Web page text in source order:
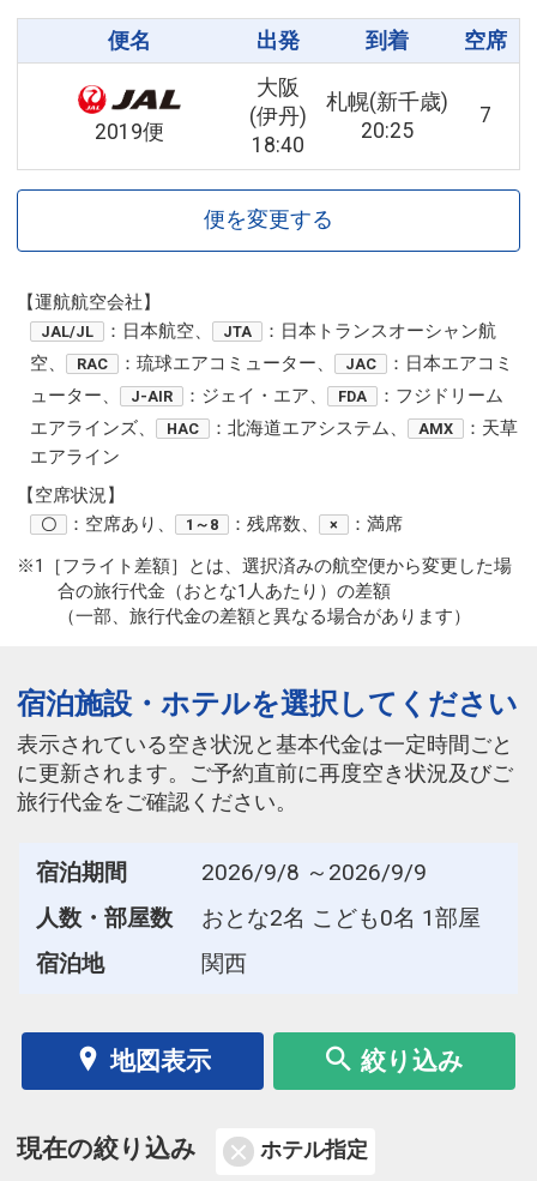
便名 出発 到着 空席
2019便
大阪
(伊丹)
18:40
札幌(新千歳)
20:25
7
便を変更する
【運航航空会社】
JAL/JL ：日本航空、 JTA
：日本トランスオーシャン航
空、
RAC ：琉球エアコミューター、 JAC
：日本エアコミ
ューター、
J-AIR ：ジェイ・エア、 FDA
：フジドリーム
エアラインズ、
HAC ：北海道エアシステム、 AMX
：天草
エアライン
【空席状況】
〇 ：空席あり、 1～8 ：残席数、 ×
：満席
※1［フライト差額］とは、選択済みの航空便から変更した場
合の旅行代金（おとな1人あたり）の差額
（一部、旅行代金の差額と異なる場合があります）
宿泊施設・ホテルを選択してください
表示されている空き状況と基本代金は一定時間ごと
に更新されます。ご予約直前に再度空き状況及びご
旅行代金をご確認ください。
宿泊期間
2026/9/8 ～2026/9/9
人数・部屋数
おとな2名 こども0名 1部屋
宿泊地
関西
地図表示 絞り込み
現在の絞り込み ホテル指定